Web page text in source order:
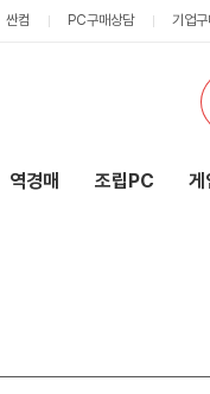
싼컴 PC구매상담 기업
역경매 조립PC 게